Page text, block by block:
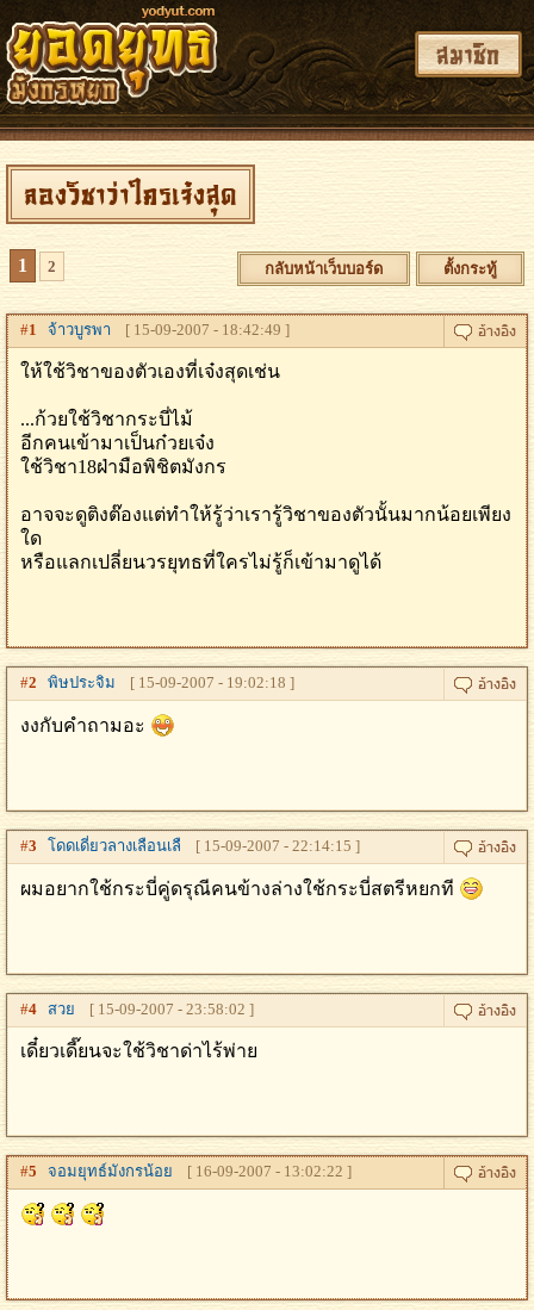
สมาชิก
ลองวิชาว่าใครเจ๋งสุด
1 2 กลับหน้าเว็บบอร์ด ตั้งกระทู้
#1 จ้าวบูรพา [ 15-09-2007 - 18:42:49 ]
ให้ใช้วิชาของตัวเองที่เจ๋งสุดเช่น
...ก้วยใช้วิชากระบี่ไม้
อีกคนเข้ามาเป็นก๋วยเจ๋ง
ใช้วิชา18ฝ่ามือพิชิตมังกร
อาจจะดูติงต๊องแต่ทำให้รู้ว่าเรารู้วิชาของตัวนั้นมากน้อยเพียง
ใด
หรือแลกเปลี่ยนวรยุทธที่ใครไม่รู้ก็เข้ามาดูได้
#2 พิษประจิม [ 15-09-2007 - 19:02:18 ]
งงกับคำถามอะ
#3 โดดเดี่ยวลางเลือนเลื [ 15-09-2007 - 22:14:15 ]
ผมอยากใช้กระบี่คู่ดรุณีคนข้างล่างใช้กระบี่สตรีหยกที
#4 สวย [ 15-09-2007 - 23:58:02 ]
เดี๋ยวเดี๊ยนจะใช้วิชาด่าไร้พ่าย
#5 จอมยุทธ์มังกรน้อย [ 16-09-2007 - 13:02:22 ]